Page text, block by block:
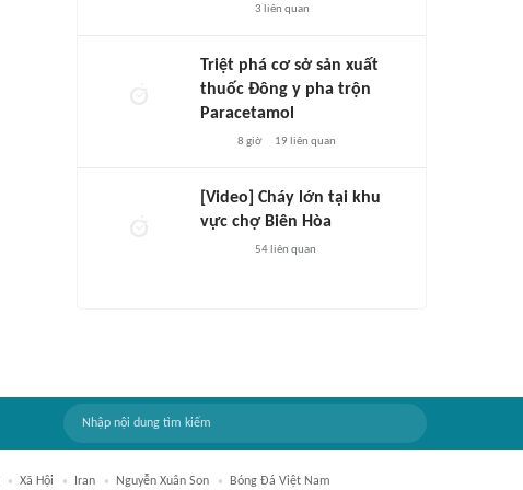
3 liên quan
Triệt phá cơ sở sản xuất
thuốc Đông y pha trộn
Paracetamol
8 giờ 19 liên quan
[Video] Cháy lớn tại khu
vực chợ Biên Hòa
54liên quan
Xã Hội Iran Nguyễn Xuân Son Bóng Đá Việt Nam